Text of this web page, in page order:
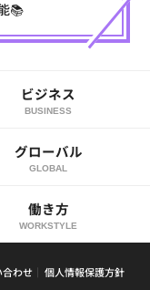
📚
ビジネス
BUSINESS
グローバル
GLOBAL
働き方
WORKSTYLE
わせ
個人情報保護方針